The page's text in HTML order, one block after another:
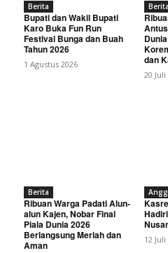
Berita
Bupati dan Wakil Bupati
Karo Buka Fun Run
Festival Bunga dan Buah
Tahun 2026
1 Agustus 2026
Berita
dan
20 Juli
Berita
Ribuan Warga Padati Alun-
alun Kajen, Nobar Final
Piala Dunia 2026
Berlangsung Meriah dan
Aman
12